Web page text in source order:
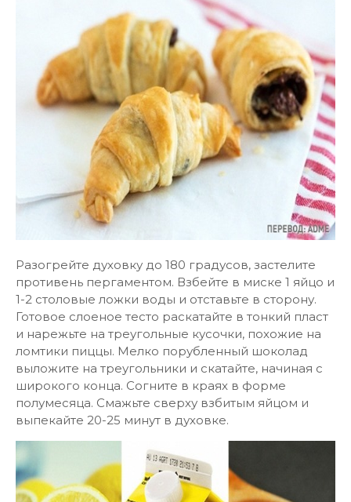
Разогрейте духовку до 180 градусов, застелите
противень пергаментом. Взбейте в миске 1 яйцо и
1-2 столовые ложки воды и отставьте в сторону.
Готовое слоеное тесто раскатайте в тонкий пласт
и нарежьте на треугольные кусочки, похожие на
ломтики пиццы. Мелко порубленный шоколад
выложите на треугольники и скатайте, начиная с
широкого конца. Согните в краях в форме
полумесяца. Смажьте сверху взбитым яйцом и
выпекайте 20-25 минут в духовке.